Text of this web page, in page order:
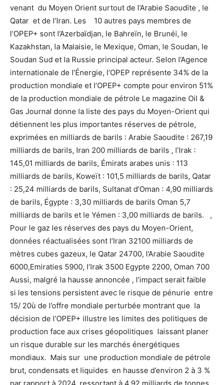
venant du Moyen Orient surtout de l’Arabie Saoudite , le
Qatar et de l’Iran. Les 10 autres pays membres de
l’OPEP+ sont l’Azerbaïdjan, le Bahreïn, le Brunéi, le
Kazakhstan, la Malaisie, le Mexique, Oman, le Soudan, le
Soudan Sud et la Russie principal acteur. Selon l’Agence
internationale de l’Énergie, l’OPEP représente 34% de la
production mondiale et l’OPEP+ compte pour environ 51%
de la production mondiale de pétrole Le magazine Oil &
Gas Journal donne la liste des pays du Moyen-Orient qui
détiennent les plus importantes réserves de pétrole,
exprimées en milliards de barils : Arabie Saoudite : 267,19
milliards de barils, Iran 200 milliards de barils , l’Irak :
145,01 milliards de barils, Émirats arabes unis : 113
milliards de barils, Koweït : 101,5 milliards de barils, Qatar
: 25,24 milliards de barils, Sultanat d’Oman : 4,90 milliards
de barils, Égypte : 3,30 milliards de barils Oman 5,7
milliards de barils et le Yémen : 3,00 milliards de barils. ,
Pour le gaz les réserves des pays du Moyen-Orient,
données réactualisées sont l’Iran 32100 milliards de
mètres cubes gazeux, le Qatar 24700, l’Arabie Saoudite
6000,Emiraties 5900, l’Irak 3500 Egypte 2200, Oman 700
Aussi, malgré la hausse annoncée , l’impact serait faible
si les tensions persistent avec le risque de pénurie entre
15/ 20ù de l’offre mondiale perturbée montrant que la
décision de l’OPEP+ illustre les limites des politiques de
production face aux crises géopolitiques laissant planer
un risque durable sur les marchés énergétiques
mondiaux. Mais sur une production mondiale de pétrole
brut, condensats et liquides en hausse d’environ 2 à 3 %